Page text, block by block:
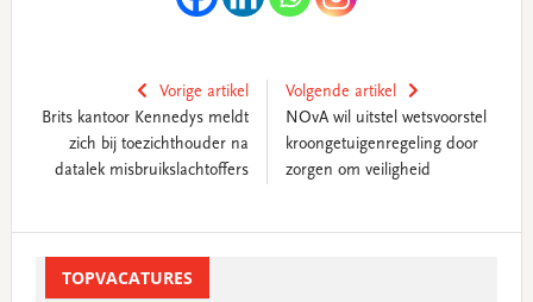
Vorige artikel
Brits kantoor Kennedys meldt
zich bij toezichthouder na
datalek misbruikslachtoffers
Volgende artikel
NOvA wil uitstel wetsvoorstel
kroongetuigenregeling door
zorgen om veiligheid
SidebarTOPVACATURES